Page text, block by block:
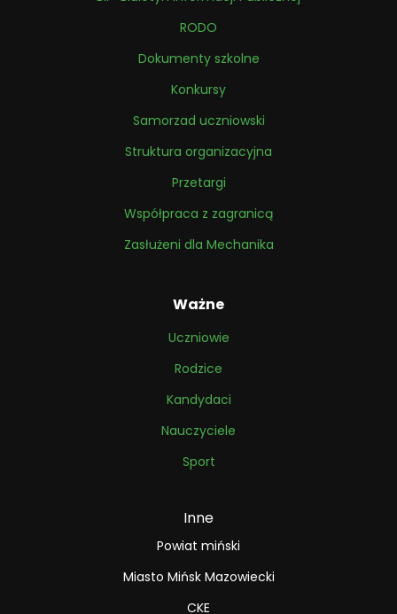
RODO
Dokumenty szkolne
Konkursy
Samorzad uczniowski
Struktura organizacyjna
Przetargi
Współpraca z zagranicą
Zasłużeni dla Mechanika
Ważne
Uczniowie
Rodzice
Kandydaci
Nauczyciele
Sport
Inne
Powiat miński
Miasto Mińsk Mazowiecki
CKE